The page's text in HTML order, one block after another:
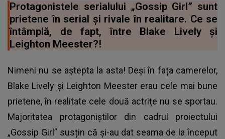
Protagonistele serialului „Gossip Girl” sunt
prietene în serial și rivale în realitare. Ce se
întâmplă, de fapt, între Blake Lively și
Leighton Meester?!
Nimeni nu se aștepta la asta! Deși în fața camerelor,
Blake Lively și Leighton Meester erau cele mai bune
prietene, în realitate cele două actrițe nu se sportau.
Majoritatea protagoniștilor din cadrul proiectului
„Gossip Girl” susțin că și-au dat seama de la început